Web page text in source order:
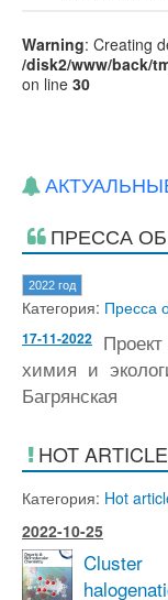
Warning: Creating
/disk2/www/back/
on line 30
ПРЕССА
2022 год
Категория: Пресса
17-11-2022
химия и
Багрянская
HOT
Категория: Hot
2022-10-25
Cluster